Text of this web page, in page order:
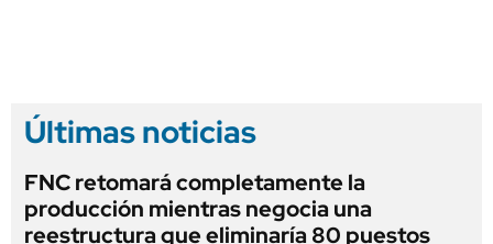
Últimas noticias
FNC retomará completamente la
producción mientras negocia una
reestructura que eliminaría 80 puestos